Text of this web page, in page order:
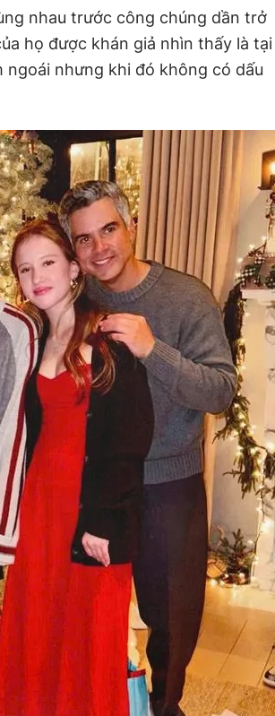
nhau trước công chúng dần trở
họ được khán giả nhìn thấy là tại
ngoái nhưng khi đó không có dấu